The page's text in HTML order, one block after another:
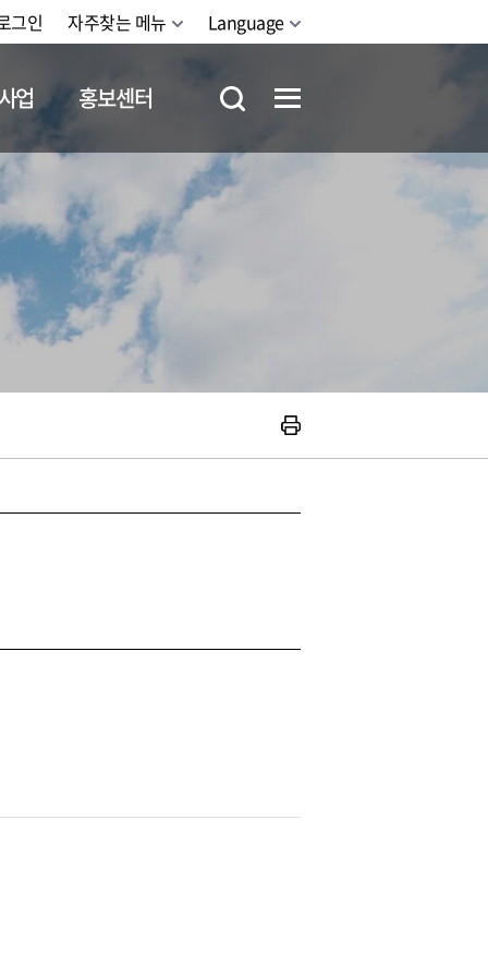
그인 자주찾는 메뉴 Language
업 홍보센터